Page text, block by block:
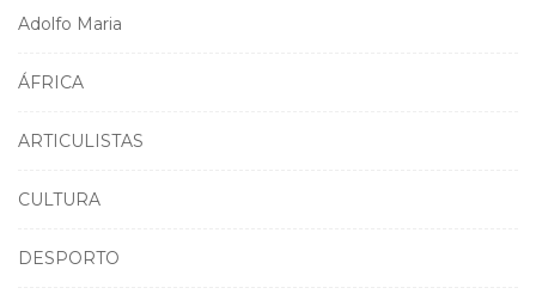
Adolfo Maria
ÁFRICA
ARTICULISTAS
CULTURA
DESPORTO